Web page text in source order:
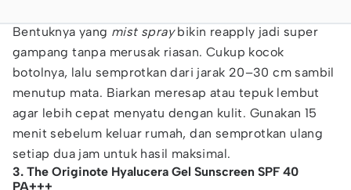
Bentuknya yang mist spraybikin reapply jadi super
gampang tanpa merusak riasan. Cukup kocok
botolnya, lalu semprotkan dari jarak 20–30 cm sambil
menutup mata. Biarkan meresap atau tepuk lembut
agar lebih cepat menyatu dengan kulit. Gunakan 15
menit sebelum keluar rumah, dan semprotkan ulang
setiap dua jam untuk hasil maksimal.
3. The Originote Hyalucera Gel Sunscreen SPF 40
PA+++